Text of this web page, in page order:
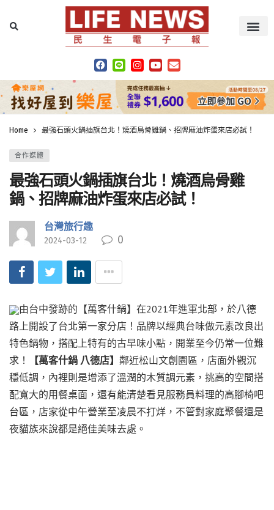
Home 最強石頭火鍋插旗台北！燒酒烏骨雞鍋、招牌麻油炸蛋來店必試！
合作媒體
最強石頭火鍋插旗台北！燒酒烏骨雞
鍋、招牌麻油炸蛋來店必試！
台灣旅行趣
2024-03-12 0
由台中發跡的【萬客什鍋】在2021年進軍北部，於八德
路上開設了台北第一家分店！品牌以經典台味做元素改良出
特色鍋物，搭配上特有的古早味小點，開業至今仍常一位難
求！
【萬客什鍋 八德店】 鄰近松山文創園區，店面外觀沉
穩低調，內裡則是增添了溫潤的木質調元素，挑高的空間搭
配寬大的用餐桌面，還有能清楚看見服務員料理的高腳椅吧
台區，店家從中午營業至凌晨不打烊，不管對家庭聚餐還是
夜貓族來說都是絕佳美味去處。